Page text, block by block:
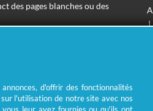
des pages blanches ou des
peuvent donc varier en
permet de trouver l'identité
A
J
d'offrir des fonctionnalités
l'utilisation de notre site avec nos